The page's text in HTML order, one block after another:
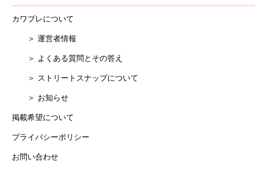
カワプレについて
＞ 運営者情報
＞ よくある質問とその答え
＞ ストリートスナップについて
＞ お知らせ
掲載希望について
プライバシーポリシー
お問い合わせ